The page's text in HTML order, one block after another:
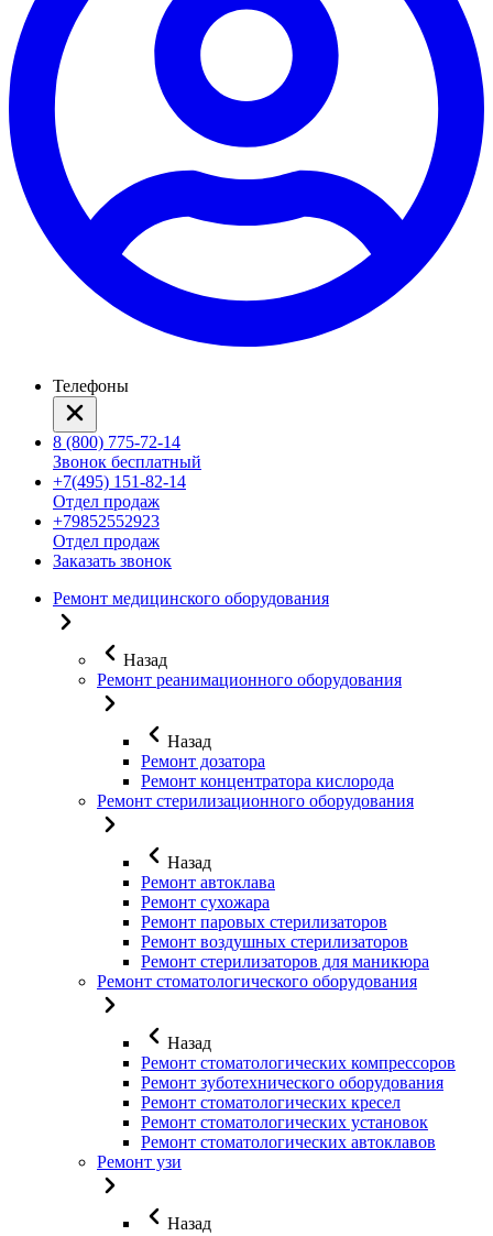
Телефоны
8 (800) 775-72-14
Звонок бесплатный
+7(495) 151-82-14
Отдел продаж
+79852552923
Отдел продаж
Заказать звонок
Ремонт медицинского оборудования
Назад
Ремонт реанимационного оборудования
Назад
Ремонт дозатора
Ремонт концентратора кислорода
Ремонт стерилизационного оборудования
Назад
Ремонт автоклава
Ремонт сухожара
Ремонт паровых стерилизаторов
Ремонт воздушных стерилизаторов
Ремонт стерилизаторов для маникюра
Ремонт стоматологического оборудования
Назад
Ремонт стоматологических компрессоров
Ремонт зуботехнического оборудования
Ремонт стоматологических кресел
Ремонт стоматологических установок
Ремонт стоматологических автоклавов
Ремонт узи
Назад